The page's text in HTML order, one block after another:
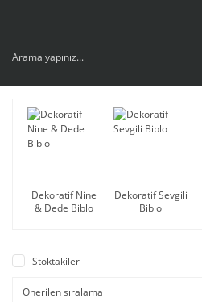
Dekoratif Nine
& Dede Biblo
Dekoratif Sevgili
Biblo
Stoktakiler